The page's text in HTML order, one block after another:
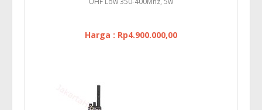
Harga : Rp4.900.000,00